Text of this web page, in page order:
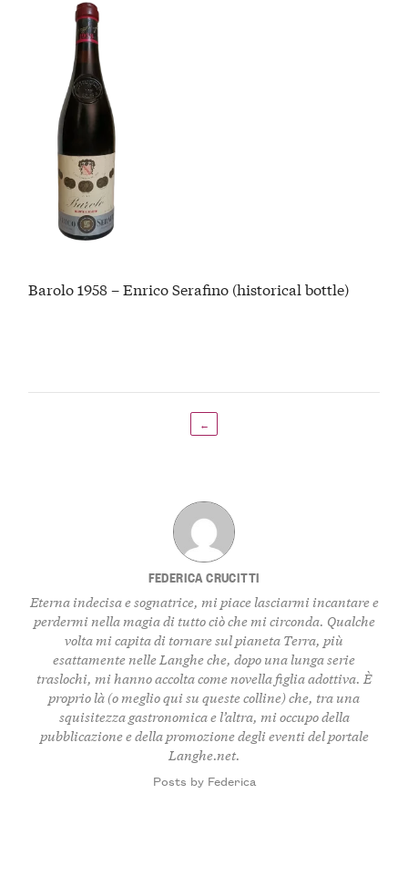
Barolo 1958 – Enrico Serafino (historical bottle)
←
FEDERICA CRUCITTI
Eterna indecisa e sognatrice, mi piace lasciarmi incantare e
perdermi nella magia di tutto ciò che mi circonda. Qualche
volta mi capita di tornare sul pianeta Terra, più
esattamente nelle Langhe che, dopo una lunga serie
traslochi, mi hanno accolta come novella figlia adottiva. È
proprio là (o meglio qui su queste colline) che, tra una
squisitezza gastronomica e l’altra, mi occupo della
pubblicazione e della promozione degli eventi del portale
Langhe.net.
Posts by Federica